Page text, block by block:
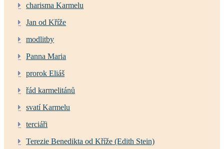
charisma Karmelu
Jan od Kříže
modlitby
Panna Maria
prorok Eliáš
řád karmelitánů
svatí Karmelu
terciáři
Terezie Benedikta od Kříže (Edith Stein)